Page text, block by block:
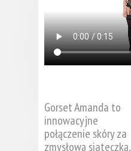
Gorset Amanda to
innowacyjne
połączenie skóry za
zmysłową siateczką,